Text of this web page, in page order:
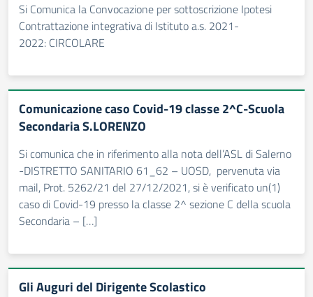
Si Comunica la Convocazione per sottoscrizione Ipotesi
Contrattazione integrativa di Istituto a.s. 2021-
2022: CIRCOLARE
Comunicazione caso Covid-19 classe 2^C-Scuola
Secondaria S.LORENZO
Si comunica che in riferimento alla nota dell’ASL di Salerno
-DISTRETTO SANITARIO 61_62 – UOSD, pervenuta via
mail, Prot. 5262/21 del 27/12/2021, si è verificato un(1)
caso di Covid-19 presso la classe 2^ sezione C della scuola
Secondaria – […]
Gli Auguri del Dirigente Scolastico